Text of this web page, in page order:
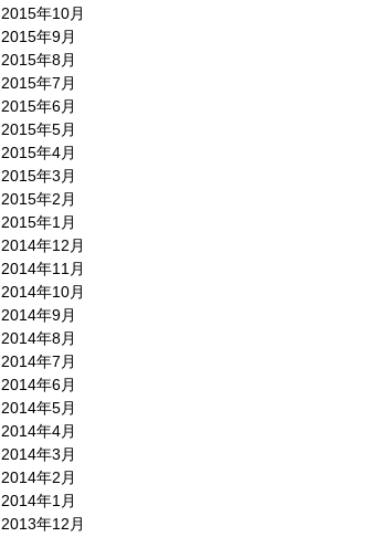
2015年10月
2015年9月
2015年8月
2015年7月
2015年6月
2015年5月
2015年4月
2015年3月
2015年2月
2015年1月
2014年12月
2014年11月
2014年10月
2014年9月
2014年8月
2014年7月
2014年6月
2014年5月
2014年4月
2014年3月
2014年2月
2014年1月
2013年12月